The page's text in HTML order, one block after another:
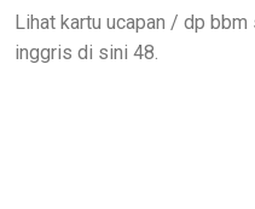
Lihat kartu ucapan / dp
inggris di sini 48.